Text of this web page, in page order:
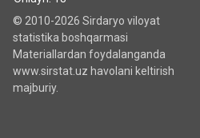
© 2010-2026 Sirdaryo viloyat
statistika boshqarmasi
Materiallardan foydalanganda
www.sirstat.uz havolani keltirish
majburiy.